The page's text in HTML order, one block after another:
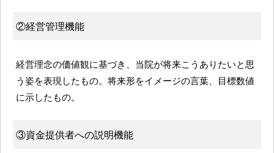
②経営管理機能
経営理念の価値観に基づき、当院が将来こうありたいと思
う姿を表現したもの。将来形をイメージの言葉、目標数値
に示したもの。
③資金提供者への説明機能